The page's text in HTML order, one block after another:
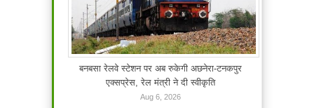
बनबसा रेलवे स्टेशन पर अब रुकेगी अछनेरा-टनकपुर
एक्सप्रेस, रेल मंत्री ने दी स्वीकृति
Aug 6, 2026